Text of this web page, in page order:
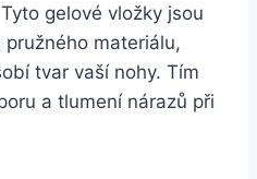
gelové vložky jsou⁤
materiálu,
tvar vaší nohy. Tím
⁤a tlumení nárazů při⁤